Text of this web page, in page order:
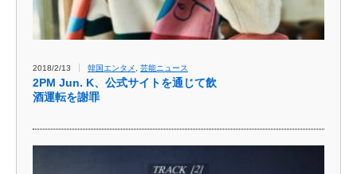
2018/2/13 韓国エンタメ 芸能ニュース
2PM Jun. K、公式サイトを通じて飲
酒運転を謝罪